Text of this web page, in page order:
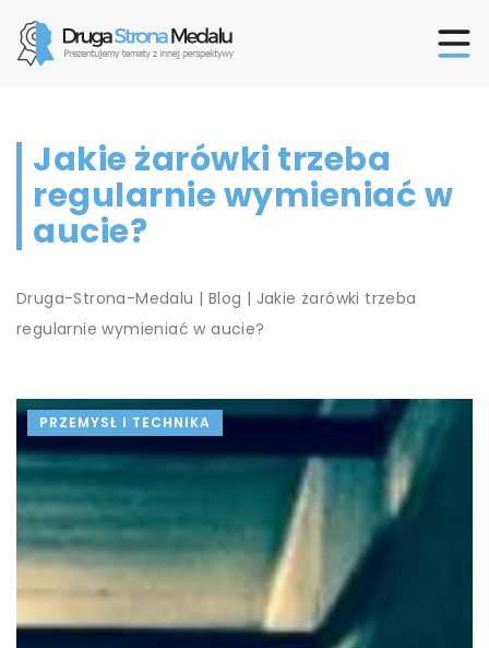
Jakie żarówki trzeba
regularnie wymieniać w
aucie?
Druga-Strona-Medalu | Blog | Jakie żarówki trzeba
regularnie wymieniać w aucie?
PRZEMYSŁ I TECHNIKA